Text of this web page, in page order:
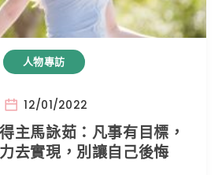
人物專訪
12/01/2022
主馬詠茹：凡事有目標，
去實現，別讓自己後悔